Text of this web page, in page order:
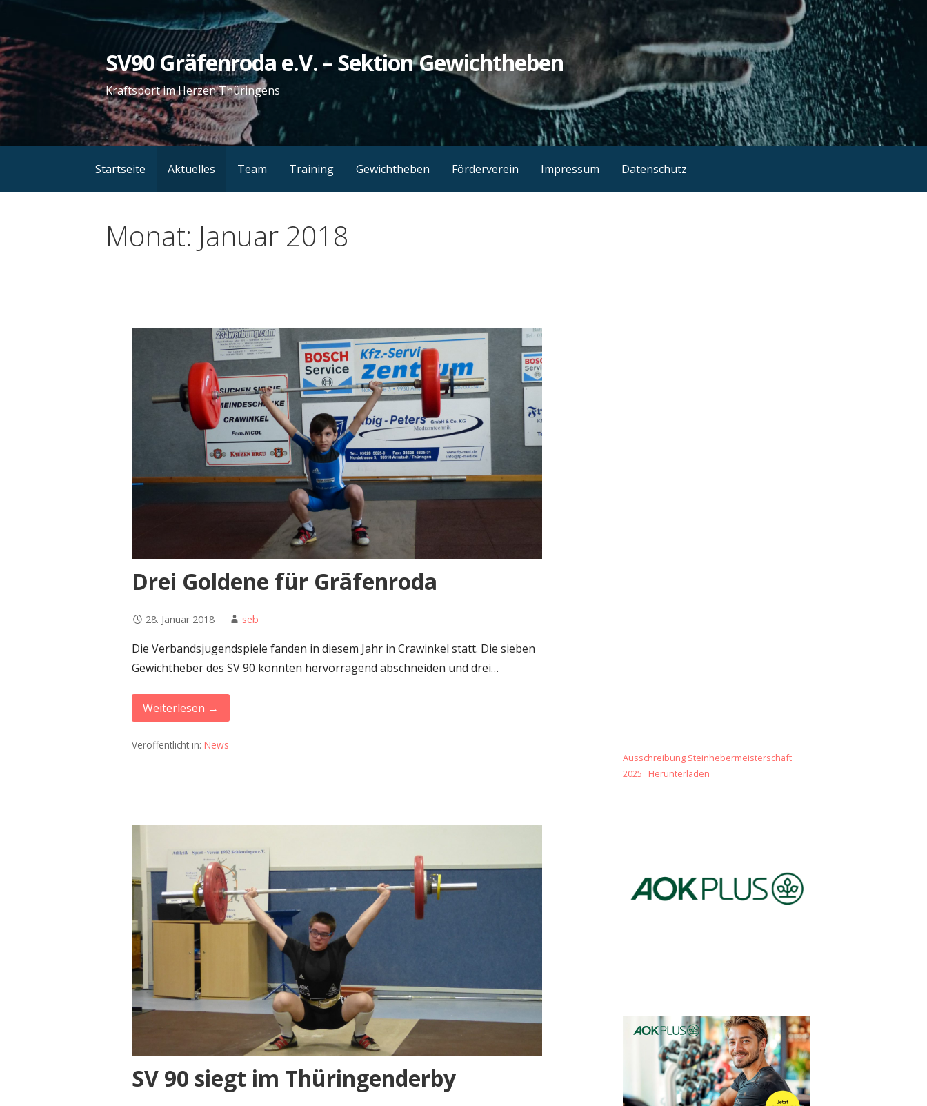
springen
SV90 Gräfenroda e.V. – Sektion Gewichtheben
Kraftsport im Herzen Thüringens
Startseite Aktuelles Team Training Gewichtheben Förderverein Impressum Datenschutz
Monat: Januar 2018
Drei Goldene für Gräfenroda
28. Januar 2018 seb
Die Verbandsjugendspiele fanden in diesem Jahr in Crawinkel statt. Die sieben
Gewichtheber des SV 90 konnten hervorragend abschneiden und drei…
Weiterlesen →
Veröffentlicht in:News
SV 90 siegt im Thüringenderby
Ausschreibung Steinhebermeisterschaft
2025
Herunterladen